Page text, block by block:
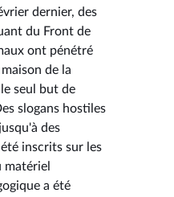
dernier, des
du Front de
ont pénétré
de la
seul but de
slogans hostiles
des
inscrits sur les
matériel
a été